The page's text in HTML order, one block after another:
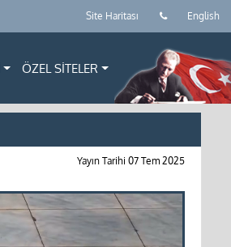
Site Haritası English
ÖZEL SİTELER
Yayın Tarihi 07 Tem 2025